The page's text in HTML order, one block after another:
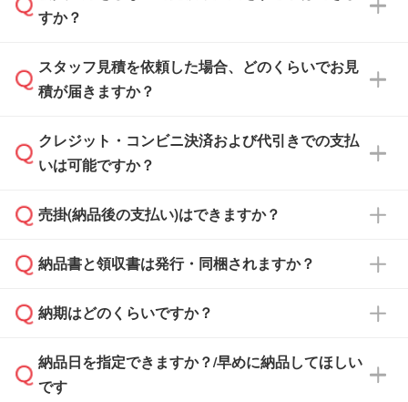
すか？
可能です。見積・注文フォームにて『ゲストの
まま進む』ボタンからお進みのうえ、ご依頼く
スタッフ見積を依頼した場合、どのくらいでお見
積が届きますか？
通常、翌営業日までにお送りしております。混
雑状況によっては、お時間をいただくこともご
依頼いただいた場合は、翌営業日以降のご連絡
クレジット・コンビニ決済および代引きでの支払
いは可能ですか？
銀行振込のみのご対応となります。
売掛(納品後の支払い)はできますか？
基本的には先入金をお願いしておりますが、自
どの場合は、月末締め翌月末払いに対応可能で
また、卒業・卒園記念品で対策委員会や個人様
納品書と領収書は発行・同梱されますか？
納品書・領収書は ご依頼をいただいた場合の
ず、通常はPDFデータをメール添付でお送りし
ます。
納期はどのくらいですか？
・印刷する場合(500個程度)
ご入金、イメージ画像の校了から約2週間～2
納品日を指定できますか？/早めに納品してほしい
です